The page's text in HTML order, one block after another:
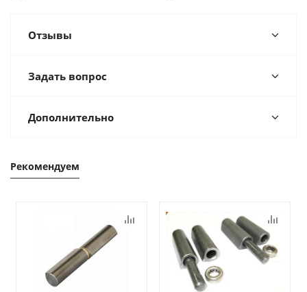
Отзывы
Задать вопрос
Дополнительно
Рекомендуем